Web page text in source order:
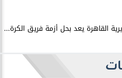
القاهرة يعد بحل أزمة فريق الكرة...